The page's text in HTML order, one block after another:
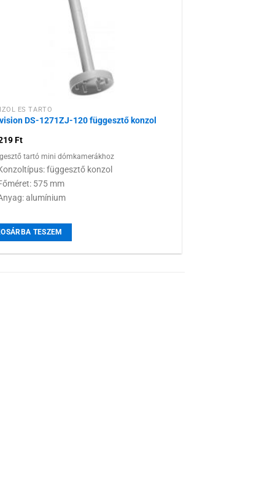
ÉS TARTÓ
DS-1271ZJ-120 függesztő konzol
Ft
tartó mini dómkamerákhoz
függesztő konzol
575 mm
alumínium
TESZEM